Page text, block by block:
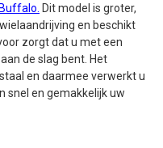
Buffalo. Dit model is groter,
en beschikt
zorgt dat u met een
de slag bent. Het
en daarmee verwerkt u
snel en gemakkelijk uw